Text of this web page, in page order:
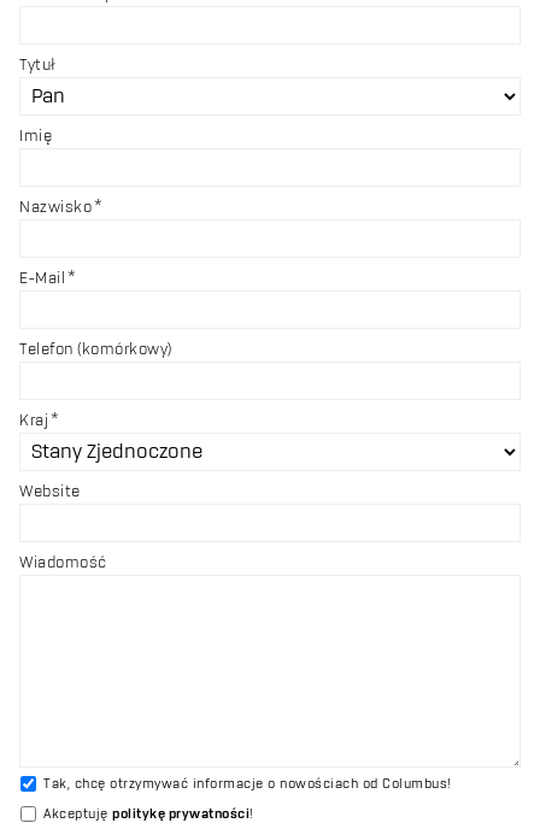
Tytuł
Imię
Nazwisko
E-Mail
Telefon (komórkowy)
Kraj
Website
Wiadomość
Tak, chcę otrzymywać informacje o nowościach od Columbus!
Akceptuję politykę prywatności!